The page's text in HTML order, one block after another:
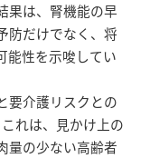
果は、腎機能の早
防だけでなく、将
能性を示唆してい
要介護リスクとの
れは、見かけ上の
量の少ない高齢者